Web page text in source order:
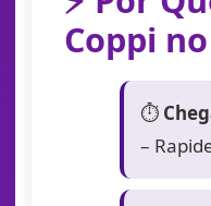
Coppi
⏱️
–